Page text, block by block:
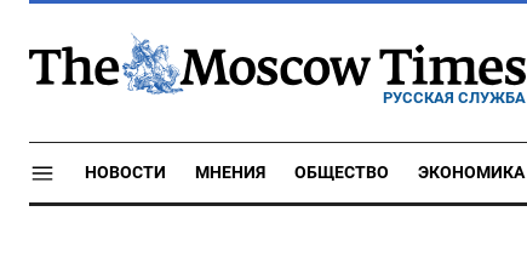
РУССКАЯ СЛУЖБА
НОВОСТИ МНЕНИЯ ОБЩЕСТВО ЭКОНОМИКА